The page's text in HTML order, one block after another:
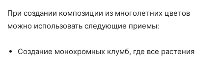
При создании композиции из многолетних цветов
можно использовать следующие приемы:
Создание монохромных клумб, где все растения